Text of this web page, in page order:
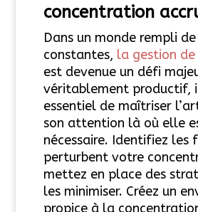
concentration
Dans un monde rempli
constantes, la gestion
est devenue un défi
véritablement productif,
essentiel de maîtriser
son attention là où elle
nécessaire. Identifiez les
perturbent votre
mettez en place des
les minimiser. Créez un
propice à la